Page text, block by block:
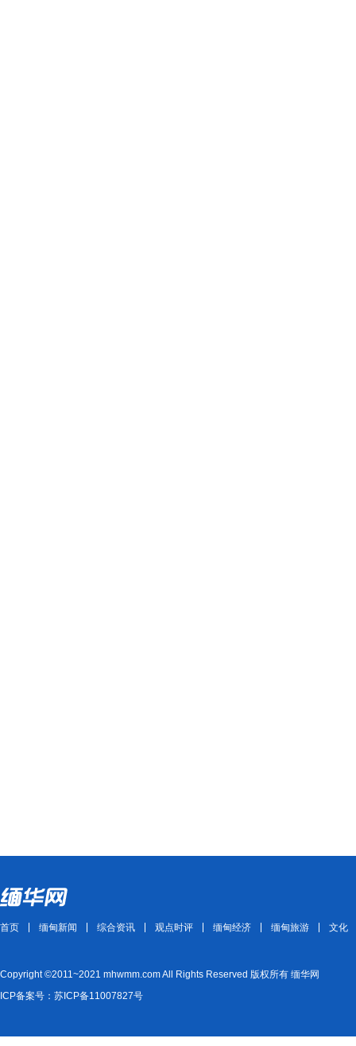
首页 缅甸新闻 综合资讯 观点时评 缅甸经济 缅甸旅游 文化
Copyright ©2011~2021 mhwmm.com All Rights Reserved 版权所有 缅华网
ICP备案号：苏ICP备11007827号